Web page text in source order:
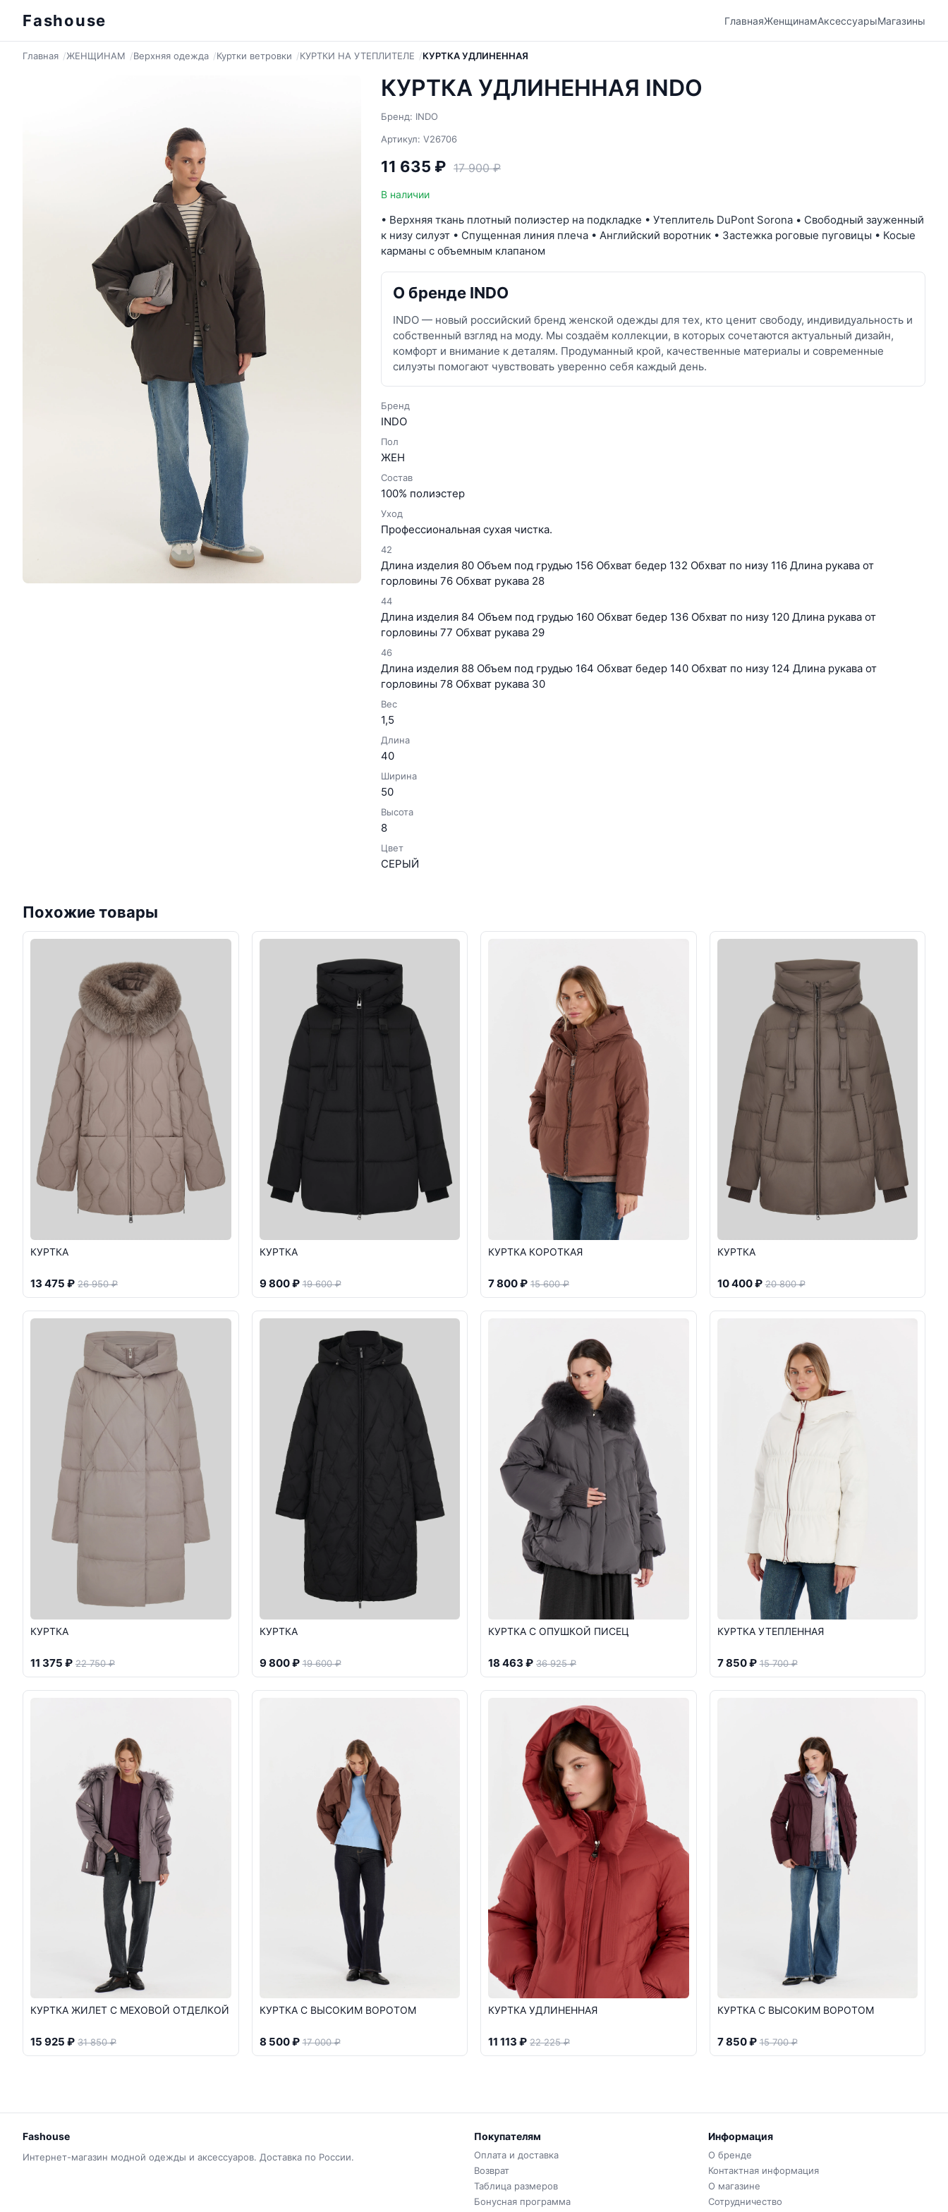
Fashouse ГлавнаяЖенщинамАксессуарыМагазины
Главная ЖЕНЩИНАМ Верхняя одежда Куртки ветровки КУРТКИ НА УТЕПЛИТЕЛЕ КУРТКА УДЛИНЕННАЯ
КУРТКА УДЛИНЕННАЯ INDO
Бренд: INDO
Артикул: V26706
11 635 ₽ 17 900 ₽
В наличии
• Верхняя ткань плотный полиэстер на подкладке • Утеплитель DuPont Sorona • Свободный зауженный
к низу силуэт • Спущенная линия плеча • Английский воротник • Застежка роговые пуговицы • Косые
карманы с объемным клапаном
О бренде INDO
INDO — новый российский бренд женской одежды для тех, кто ценит свободу, индивидуальность и
собственный взгляд на моду. Мы создаём коллекции, в которых сочетаются актуальный дизайн,
комфорт и внимание к деталям. Продуманный крой, качественные материалы и современные
силуэты помогают чувствовать уверенно себя каждый день.
Бренд
INDO
Пол
ЖЕН
Состав
100% полиэстер
Уход
Профессиональная сухая чистка.
42
Длина изделия 80 Объем под грудью 156 Обхват бедер 132 Обхват по низу 116 Длина рукава от
горловины 76 Обхват рукава 28
44
Длина изделия 84 Объем под грудью 160 Обхват бедер 136 Обхват по низу 120 Длина рукава от
горловины 77 Обхват рукава 29
46
Длина изделия 88 Объем под грудью 164 Обхват бедер 140 Обхват по низу 124 Длина рукава от
горловины 78 Обхват рукава 30
Вес
1,5
Длина
40
Ширина
50
Высота
8
Цвет
СЕРЫЙ
Похожие товары
КУРТКА
13 475 ₽ 26 950 ₽
КУРТКА
9 800 ₽ 19 600 ₽
КУРТКА КОРОТКАЯ
7 800 ₽ 15 600 ₽
КУРТКА
10 400 ₽ 20 800 ₽
КУРТКА
11 375 ₽ 22 750 ₽
КУРТКА
9 800 ₽ 19 600 ₽
КУРТКА С ОПУШКОЙ ПИСЕЦ
18 463 ₽ 36 925 ₽
КУРТКА УТЕПЛЕННАЯ
7 850 ₽ 15 700 ₽
КУРТКА ЖИЛЕТ С МЕХОВОЙ ОТДЕЛКОЙ
15 925 ₽ 31 850 ₽
КУРТКА С ВЫСОКИМ ВОРОТОМ
8 500 ₽ 17 000 ₽
КУРТКА УДЛИНЕННАЯ
11 113 ₽ 22 225 ₽
КУРТКА С ВЫСОКИМ ВОРОТОМ
7 850 ₽ 15 700 ₽
Fashouse
Интернет-магазин модной одежды и аксессуаров. Доставка по России.
Покупателям
Оплата и доставка
Возврат
Таблица размеров
Бонусная программа
Информация
О бренде
Контактная информация
О магазине
Сотрудничество